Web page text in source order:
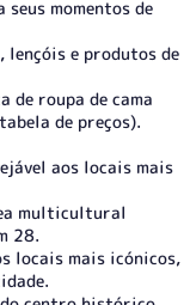
momentos de
lençóis e produtos de
de roupa de cama
de preços).
aos locais mais
multicultural
28.
locais mais icónicos,